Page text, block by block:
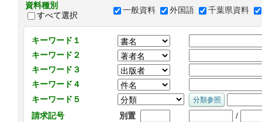
資料種別
すべて選択
一般資料 外国語 千葉県資料
キーワード１
キーワード２
キーワード３
キーワード４
キーワード５
請求記号
別置 /